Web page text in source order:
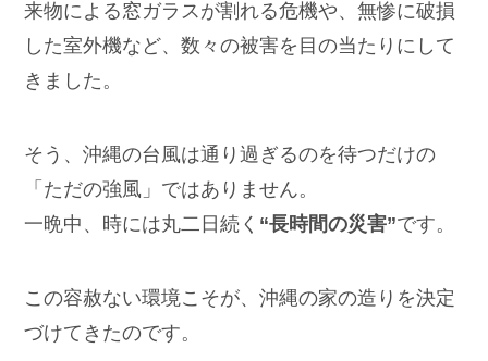
来物による窓ガラスが割れる危機や、無惨に破損
した室外機など、数々の被害を目の当たりにして
きました。
そう、沖縄の台風は通り過ぎるのを待つだけの
「ただの強風」ではありません。
一晩中、時には丸二日続く “長時間の災害”です。
この容赦ない環境こそが、沖縄の家の造りを決定
づけてきたのです。